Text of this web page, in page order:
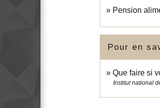
Pension
Pour en
Que faire si
Institut national